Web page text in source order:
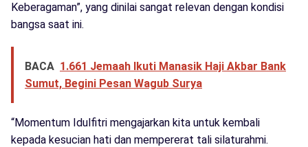
Keberagaman”, yang dinilai sangat relevan dengan kondisi
bangsa saat ini.
BACA 1.661 Jemaah Ikuti Manasik Haji Akbar Bank
Sumut, Begini Pesan Wagub Surya
“Momentum Idulfitri mengajarkan kita untuk kembali
kepada kesucian hati dan mempererat tali silaturahmi.